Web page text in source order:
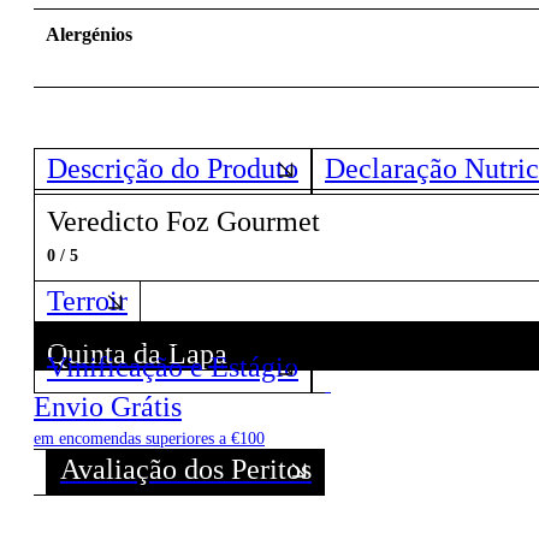
Alergénios
Descrição do Produto
Declaração
Veredicto Foz Gourmet
0 / 5
Terroir
Quinta da Lapa
Descubra todos os Vinhos deste Produtor!
Vinificação e Estágio
Envio Grátis
em encomendas superiores a €100
Avaliação dos Peritos